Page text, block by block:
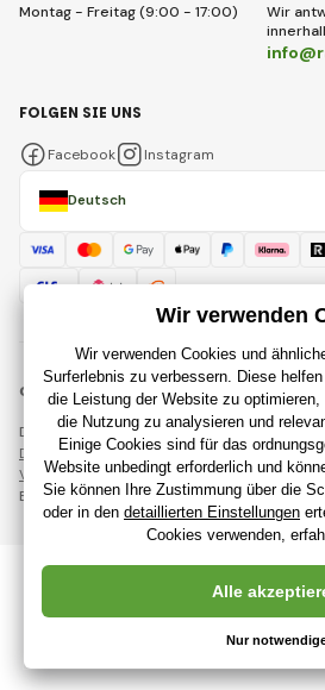
Montag - Freitag (9:00 - 17:00)
Wir
Deutsch
FOLGEN SIE UNS
Facebook Instagram
© 2018 - 2026 RajSpielzeug.de, Alle Rechte
Diese Seite ist durch reCAPTCHA
DatenschutzbestimmungenUnternehmen
Vertragsbedingungen.
Erstellung leistungsstarker Online-Shops